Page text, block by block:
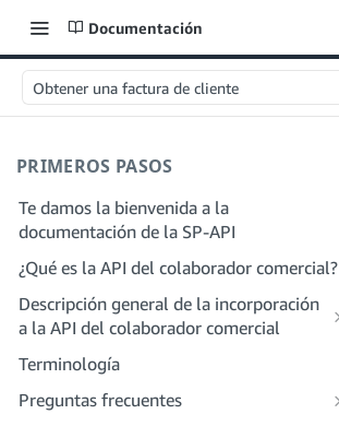
Documentación
Obtener una factura de cliente
PRIMEROS PASOS
Te damos la bienvenida a la
documentación de la SP-API
¿Qué es la API del colaborador comercial?
Descripción general de la incorporación
a la API del colaborador comercial
Incorporación como desarrollador
Incorporación como proveedor de
servicios
Terminología
Preguntas frecuentes